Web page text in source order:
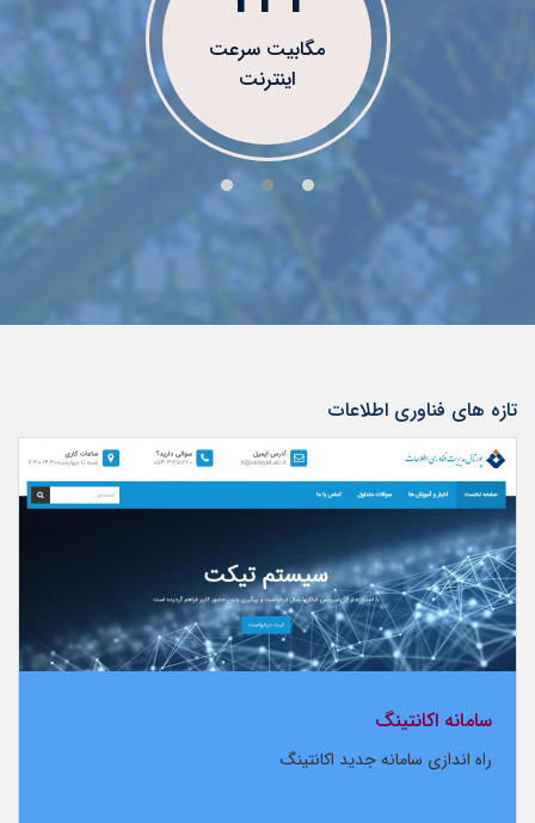
مگابیت سرعت
اینترنت
تازه های فناوری اطلاعات
سامانه اکانتینگ
راه اندازی سامانه جدید اکانتینگ